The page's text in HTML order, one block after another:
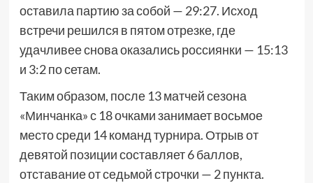
оставила партию за собой — 29:27. Исход
встречи решился в пятом отрезке, где
удачливее снова оказались россиянки — 15:13
и 3:2 по сетам.
Таким образом, после 13 матчей сезона
«Минчанка» с 18 очками занимает восьмое
место среди 14 команд турнира. Отрыв от
девятой позиции составляет 6 баллов,
отставание от седьмой строчки — 2 пункта.